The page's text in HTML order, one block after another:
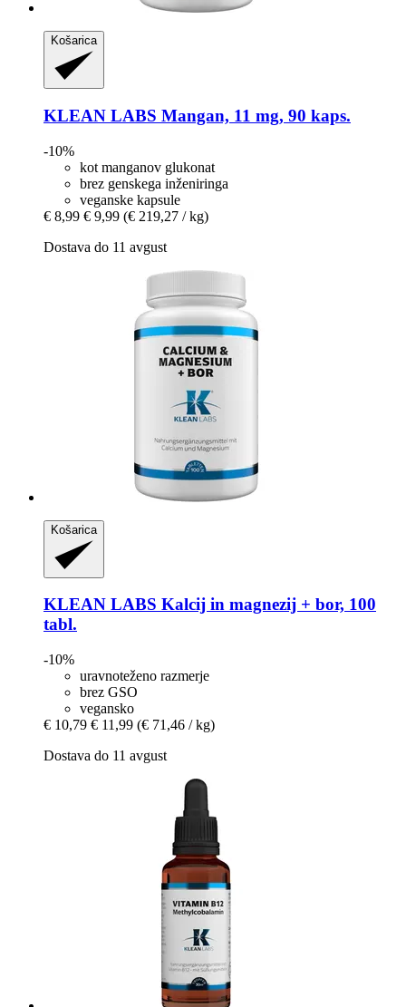
Košarica
KLEAN LABS Mangan, 11 mg, 90 kaps.
-10%
kot manganov glukonat
brez genskega inženiringa
veganske kapsule
€ 8,99 € 9,99 (€ 219,27 / kg)
Dostava do 11 avgust
Košarica
KLEAN LABS Kalcij in magnezij + bor, 100
tabl.
-10%
uravnoteženo razmerje
brez GSO
vegansko
€ 10,79 € 11,99 (€ 71,46 / kg)
Dostava do 11 avgust